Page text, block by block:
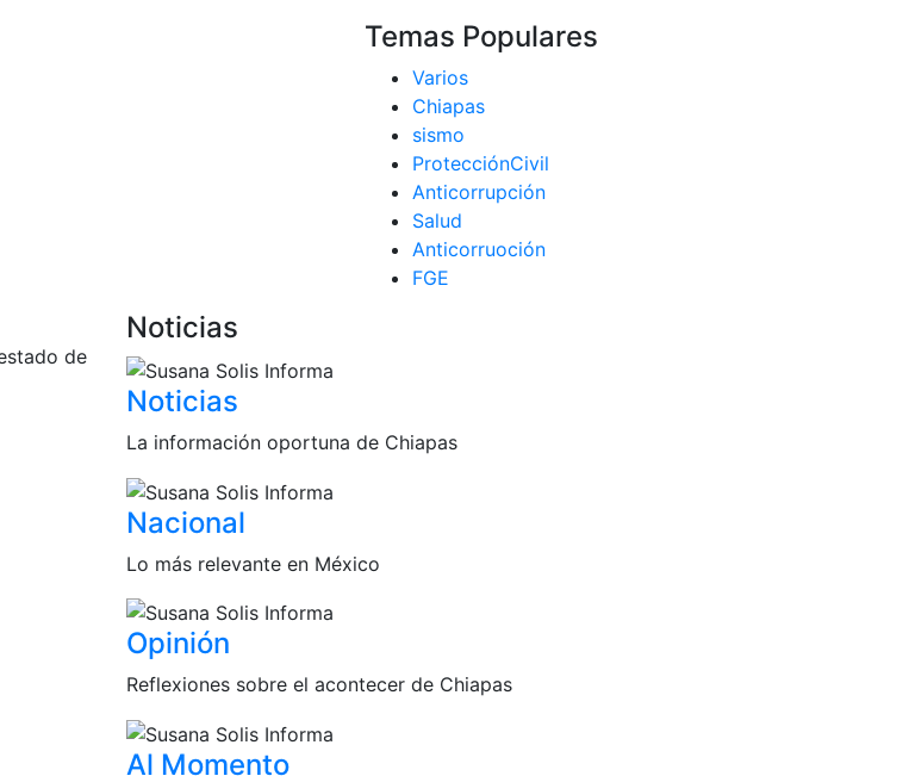
Temas Populares
Varios
Chiapas
sismo
ProtecciónCivil
Anticorrupción
Salud
Anticorruoción
FGE
de
Noticias
Noticias
La información oportuna de Chiapas
Nacional
Lo más relevante en México
Opinión
Reflexiones sobre el acontecer de Chiapas
Al Momento